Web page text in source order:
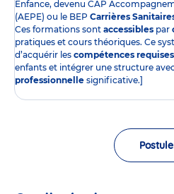
Enfance, devenu CAP
(AEPE) ou le BEP Carrières
Ces formations sont accessibles par
pratiques et cours théoriques. Ce
d’acquérir les compétences requises
enfants et intégrer une structure
professionnelle significative.]